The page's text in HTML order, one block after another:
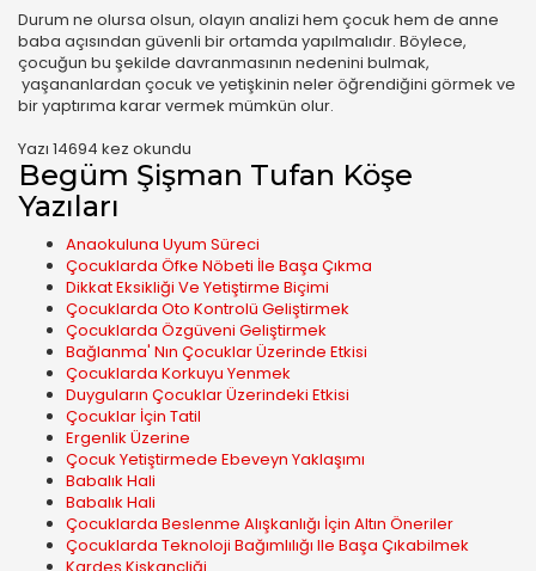
Durum ne olursa olsun, olayın analizi hem çocuk hem de anne
baba açısından güvenli bir ortamda yapılmalıdır. Böylece,
çocuğun bu şekilde davranmasının nedenini bulmak,
yaşananlardan çocuk ve yetişkinin neler öğrendiğini görmek ve
bir yaptırıma karar vermek mümkün olur.
Yazı 14694 kez okundu
Begüm Şişman Tufan Köşe
Yazıları
Anaokuluna Uyum Süreci
Çocuklarda Öfke Nöbeti İle Başa Çıkma
Dikkat Eksikliği Ve Yetiştirme Biçimi
Çocuklarda Oto Kontrolü Geliştirmek
Çocuklarda Özgüveni Geliştirmek
Bağlanma' Nın Çocuklar Üzerinde Etkisi
Çocuklarda Korkuyu Yenmek
Duyguların Çocuklar Üzerindeki Etkisi
Çocuklar İçin Tatil
Ergenlik Üzerine
Çocuk Yetiştirmede Ebeveyn Yaklaşımı
Babalık Hali
Babalık Hali
Çocuklarda Beslenme Alışkanlığı İçin Altın Öneriler
Çocuklarda Teknoloji Bağımlılığı Ile Başa Çıkabilmek